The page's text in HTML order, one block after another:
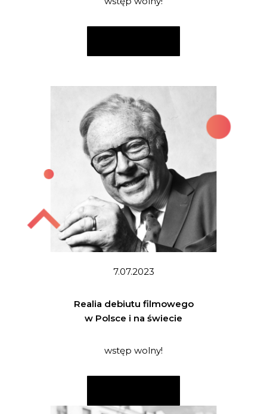
7.07.2023
Realia debiutu filmowego
w Polsce i na świecie
wstęp wolny!